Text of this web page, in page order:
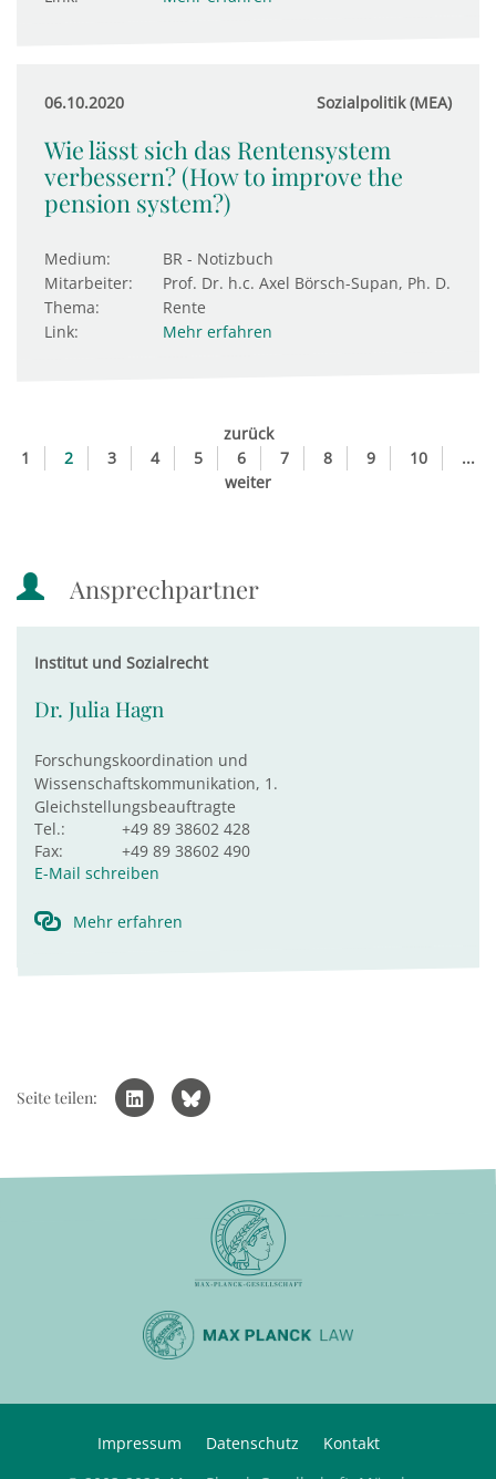
06.10.2020 Sozialpolitik (MEA)
Wie lässt sich das Rentensystem
verbessern? (How to improve the
pension system?)
Medium:
BR - Notizbuch
Mitarbeiter:
Prof. Dr. h.c. Axel Börsch-Supan, Ph. D.
Thema:
Rente
Link:
Mehr erfahren
zurück
1
2 3 4 5 6 7 8 9 10
...
weiter
Ansprechpartner
Institut und Sozialrecht
Dr. Julia Hagn
Forschungskoordination und
Wissenschaftskommunikation, 1.
Gleichstellungsbeauftragte
Tel.:
+49 89 38602 428
Fax:
+49 89 38602 490
E-Mail schreiben
Mehr erfahren
Seite teilen:
Impressum Datenschutz
Kontakt